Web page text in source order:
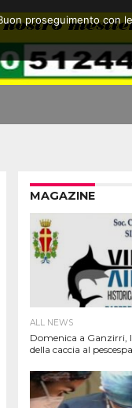
MAGAZINE
ALL NEWS
Domenica a Ganzirri,
della caccia al
proseguimento con